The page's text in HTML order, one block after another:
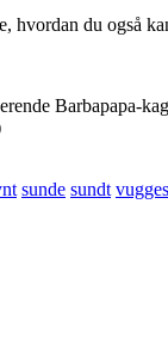
hvordan du også
Barbapapa-
sunde sundt